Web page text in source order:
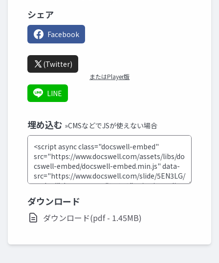
シェア
Facebook
(Twitter)
またはPlayer版
LINE
埋め込む »CMSなどでJSが使えない場合
ダウンロード
ダウンロード(pdf - 1.45MB)